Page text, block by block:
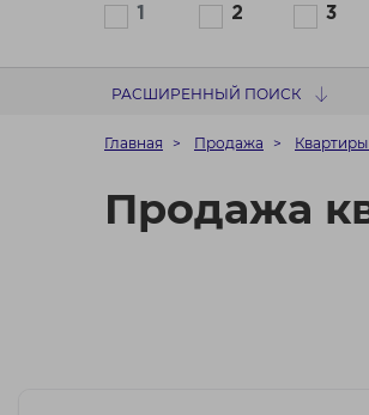
1 2 3
РАСШИРЕННЫЙ ПОИСК
Главная Продажа
Продажа